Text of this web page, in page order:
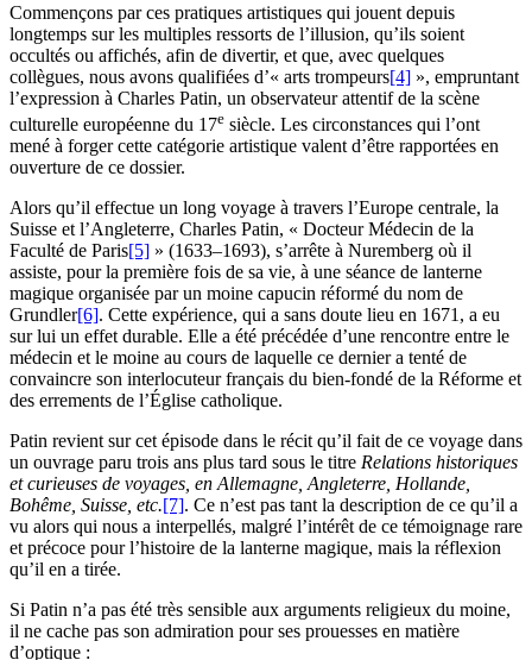
Commençons par ces pratiques artistiques qui jouent depuis
longtemps sur les multiples ressorts de l’illusion, qu’ils soient
occultés ou affichés, afin de divertir, et que, avec quelques
collègues, nous avons qualifiées d’« arts trompeurs[4] », empruntant
l’expression à Charles Patin, un observateur attentif de la scène
culturelle européenne du 17e siècle. Les circonstances qui l’ont
mené à forger cette catégorie artistique valent d’être rapportées en
ouverture de ce dossier.
Alors qu’il effectue un long voyage à travers l’Europe centrale, la
Suisse et l’Angleterre, Charles Patin, « Docteur Médecin de la
Faculté de Paris[5] » (1633–1693), s’arrête à Nuremberg où il
assiste, pour la première fois de sa vie, à une séance de lanterne
magique organisée par un moine capucin réformé du nom de
Grundler[6]. Cette expérience, qui a sans doute lieu en 1671, a eu
sur lui un effet durable. Elle a été précédée d’une rencontre entre le
médecin et le moine au cours de laquelle ce dernier a tenté de
convaincre son interlocuteur français du bien-fondé de la Réforme et
des errements de l’Église catholique.
Patin revient sur cet épisode dans le récit qu’il fait de ce voyage dans
un ouvrage paru trois ans plus tard sous le titre Relations historiques
et curieuses de voyages, en Allemagne, Angleterre, Hollande,
Bohême, Suisse, etc.[7]. Ce n’est pas tant la description de ce qu’il a
vu alors qui nous a interpellés, malgré l’intérêt de ce témoignage rare
et précoce pour l’histoire de la lanterne magique, mais la réflexion
qu’il en a tirée.
Si Patin n’a pas été très sensible aux arguments religieux du moine,
il ne cache pas son admiration pour ses prouesses en matière
d’optique :